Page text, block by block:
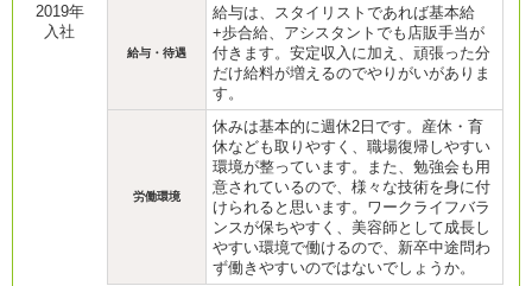
2019年
入社
給与・待遇
給与は、スタイリストであれば基本給
+歩合給、アシスタントでも店販手当が
付きます。安定収入に加え、頑張った分
だけ給料が増えるのでやりがいがありま
す。
労働環境
休みは基本的に週休2日です。産休・育
休なども取りやすく、職場復帰しやすい
環境が整っています。また、勉強会も用
意されているので、様々な技術を身に付
けられると思います。ワークライフバラ
ンスが保ちやすく、美容師として成長し
やすい環境で働けるので、新卒中途問わ
ず働きやすいのではないでしょうか。